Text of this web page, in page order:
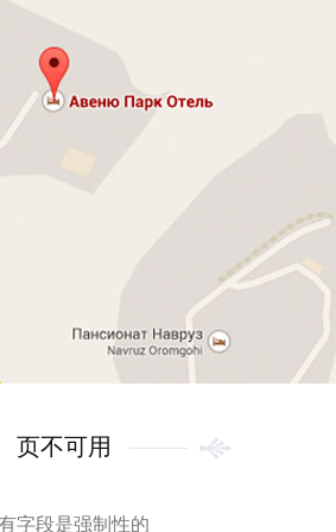
页不可用
字段是强制性的